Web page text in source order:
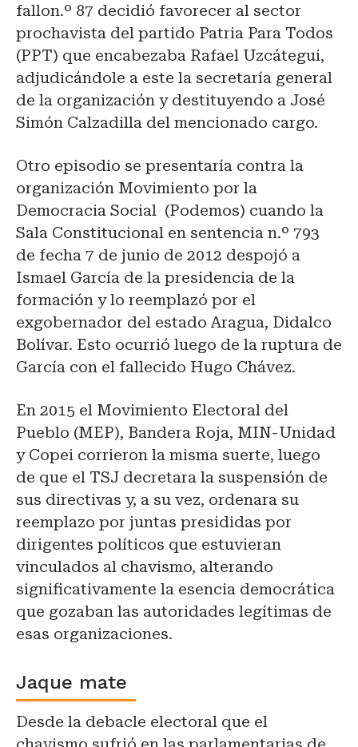
fallon.º 87 decidió favorecer al sector
prochavista del partido Patria Para Todos
(PPT) que encabezaba Rafael Uzcátegui,
adjudicándole a este la secretaría general
de la organización y destituyendo a José
Simón Calzadilla del mencionado cargo.
Otro episodio se presentaría contra la
organización Movimiento por la
Democracia Social (Podemos) cuando la
Sala Constitucional en sentencia n.º 793
de fecha 7 de junio de 2012 despojó a
Ismael García de la presidencia de la
formación y lo reemplazó por el
exgobernador del estado Aragua, Didalco
Bolívar. Esto ocurrió luego de la ruptura de
García con el fallecido Hugo Chávez.
En 2015 el Movimiento Electoral del
Pueblo (MEP), Bandera Roja, MIN-Unidad
y Copei corrieron la misma suerte, luego
de que el TSJ decretara la suspensión de
sus directivas y, a su vez, ordenara su
reemplazo por juntas presididas por
dirigentes políticos que estuvieran
vinculados al chavismo, alterando
significativamente la esencia democrática
que gozaban las autoridades legítimas de
esas organizaciones.
Jaque mate
Desde la debacle electoral que el